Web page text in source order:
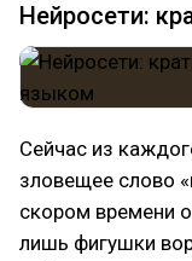
Нейросети:
Сейчас из
зловещее слово
скором времени
лишь фигушки